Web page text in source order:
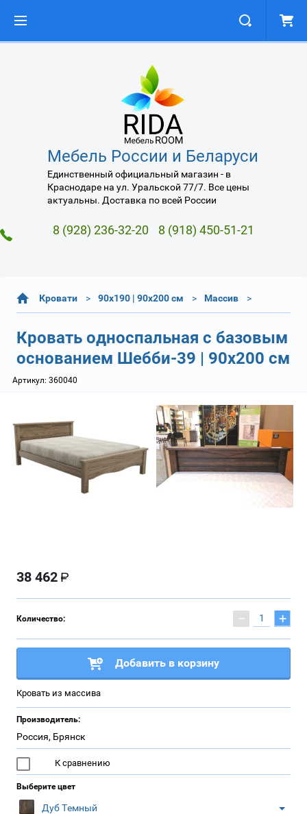
Мебель России и Беларуси
Единственный официальный магазин - в
Краснодаре на ул. Уральской 77/7. Все цены
актуальны. Доставка по всей России
8 (928) 236-32-20 8 (918) 450-51-21
Кровати 90х190 | 90х200 см Массив
Кровать односпальная с базовым
основанием Шебби-39 | 90х200 см
Артикул: 360040
38 462
Количество: − +
Добавить в корзину
Кровать из массива
Производитель:
Россия, Брянск
К сравнению
Выберите цвет
Дуб Темный